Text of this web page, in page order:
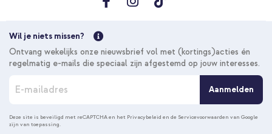
Wil je niets missen?
Ontvang wekelijks onze nieuwsbrief vol met (kortings)acties én
regelmatig e-mails die speciaal zijn afgestemd op jouw interesses.
n
n
Aanmelden
Deze site is beveiligd met reCAPTCHA en het Privacybeleid en de Servicevoorwaarden van Google
zijn van toepassing.